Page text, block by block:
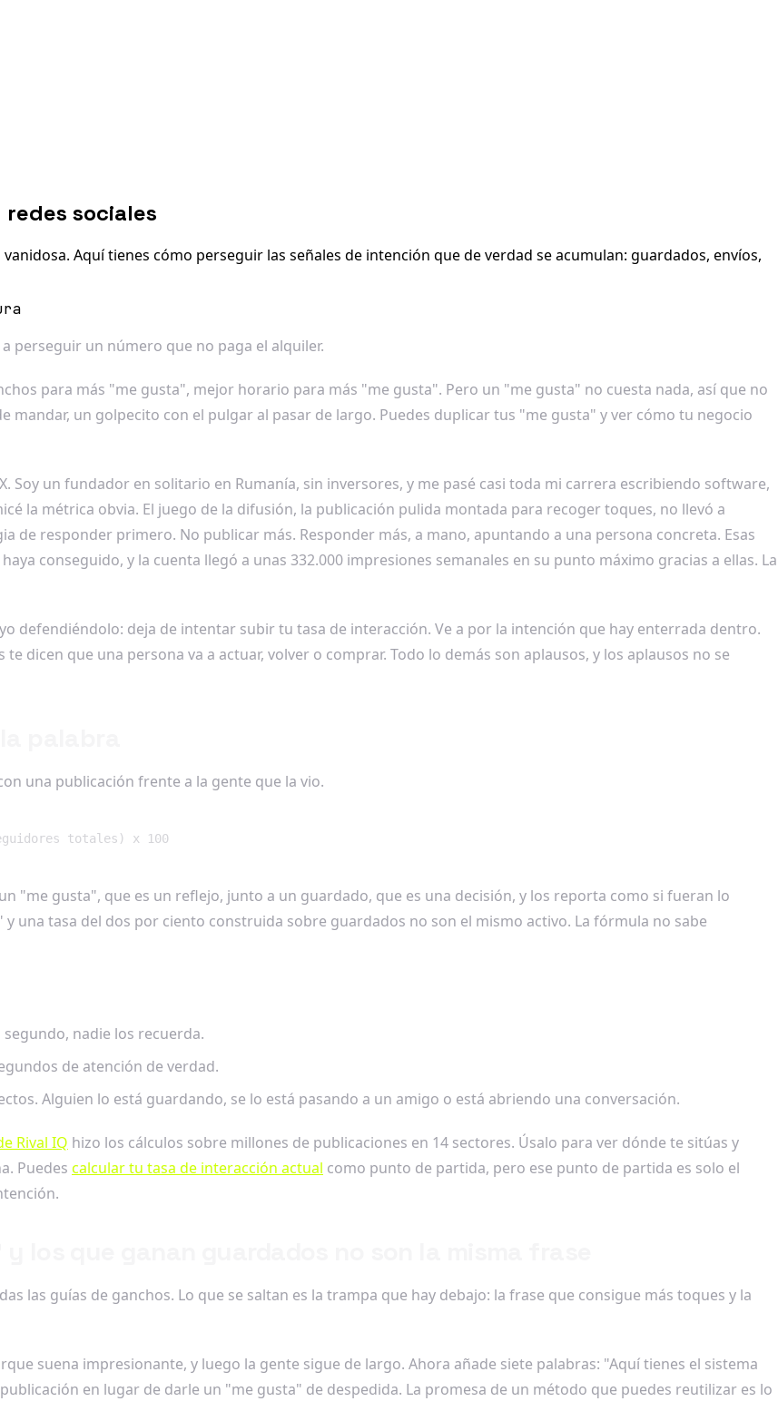
sociales
Aquí tienes cómo perseguir las señales de intención que de verdad se acumulan: guardados, envíos,
perseguir un número que no paga el alquiler.
para más "me gusta", mejor horario para más "me gusta". Pero un "me gusta" no cuesta nada, así que no
mandar, un golpecito con el pulgar al pasar de largo. Puedes duplicar tus "me gusta" y ver cómo tu negocio
Soy un fundador en solitario en Rumanía, sin inversores, y me pasé casi toda mi carrera escribiendo software,
la métrica obvia. El juego de la difusión, la publicación pulida montada para recoger toques, no llevó a
de responder primero. No publicar más. Responder más, a mano, apuntando a una persona concreta. Esas
conseguido, y la cuenta llegó a unas 332.000 impresiones semanales en su punto máximo gracias a ellas. La
defendiéndolo: deja de intentar subir tu tasa de interacción. Ve a por la intención que hay enterrada dentro.
dicen que una persona va a actuar, volver o comprar. Todo lo demás son aplausos, y los aplausos no se
una publicación frente a la gente que la vio.
totales) x 100
"me gusta", que es un reflejo, junto a un guardado, que es una decisión, y los reporta como si fueran lo
una tasa del dos por ciento construida sobre guardados no son el mismo activo. La fórmula no sabe
nadie los recuerda.
de atención de verdad.
Alguien lo está guardando, se lo está pasando a un amigo o está abriendo una conversación.
Rival IQ hizo los cálculos sobre millones de publicaciones en 14 sectores. Úsalo para ver dónde te sitúas y
Puedes calcular tu tasa de interacción actual como punto de partida, pero ese punto de partida es solo el
las guías de ganchos. Lo que se saltan es la trampa que hay debajo: la frase que consigue más toques y la
suena impresionante, y luego la gente sigue de largo. Ahora añade siete palabras: "Aquí tienes el sistema
en lugar de darle un "me gusta" de despedida. La promesa de un método que puedes reutilizar es lo